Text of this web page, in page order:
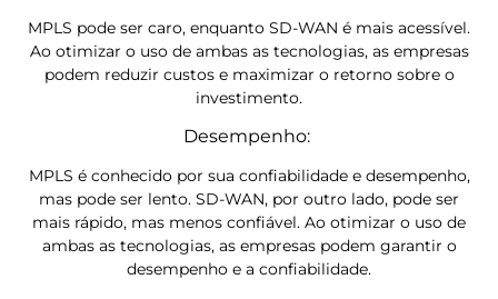
MPLS pode ser caro, enquanto SD-WAN é mais acessível.
Ao otimizar o uso de ambas as tecnologias, as empresas
podem reduzir custos e maximizar o retorno sobre o
investimento.
Desempenho:
MPLS é conhecido por sua confiabilidade e desempenho,
mas pode ser lento. SD-WAN, por outro lado, pode ser
mais rápido, mas menos confiável. Ao otimizar o uso de
ambas as tecnologias, as empresas podem garantir o
desempenho e a confiabilidade.